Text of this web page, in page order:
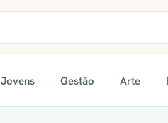
Jovens Gestão Arte